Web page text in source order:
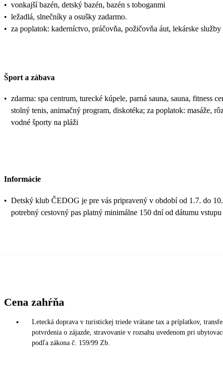
• vonkajší bazén, detský bazén, bazén s toboganmi
• ležadlá, slnečníky a osušky zadarmo.
• za poplatok: kaderníctvo, práčovňa, požičovňa áut, lekárske služby
Šport a zábava
• zdarma: spa centrum, turecké kúpele, parná sauna, sauna, fitness
stolný tenis, animačný program, diskotéka; za poplatok: masáže,
vodné športy na pláži
Informácie
• Detský klub ČEDOG je pre vás pripravený v období od 1.7. do
potrebný cestovný pas platný minimálne 150 dní od dátumu vstupu
Cena zahŕňa
Letecká doprava v turistickej triede vrátane tax a príplatkov,
potvrdenia o zájazde, stravovanie v rozsahu uvedenom pri
podľa zákona č. 159/99 Zb.